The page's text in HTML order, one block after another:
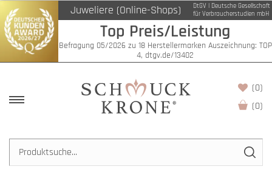
Juweliere (Online-Shops)
DtGV | Deutsche Gesellschaft
für Verbraucherstudien mbH
Top Preis/Leistung
Befragung 05/2026 zu 18 Herstellermarken Auszeichnung: TOP
4, dtgv.de/13402
(0)
(0)